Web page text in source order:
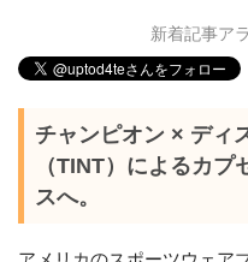
新着記事ア
チャンピオン × ディ
（TINT）によるカ
スへ。